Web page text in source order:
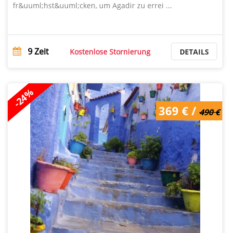
fr&uuml;hst&uuml;cken, um Agadir zu errei ...
9Zeit Kostenlose Stornierung DETAILS
-24%
490 € / 369 €
369 € / 490 €